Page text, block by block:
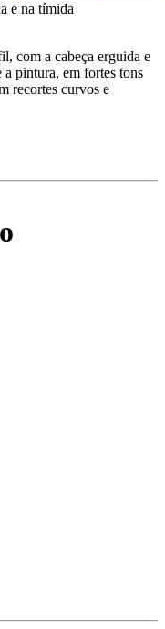
e na tímida
com a cabeça erguida e
pintura, em fortes tons
recortes curvos e